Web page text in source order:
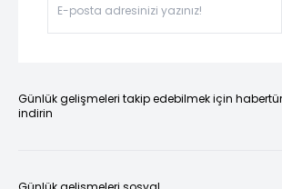
Günlük gelişmeleri takip edebilmek için
indirin